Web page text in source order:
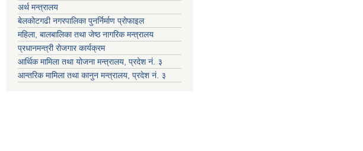
अर्थ मन्त्रालय
बेलकोटगढी नगरपालिका पुनर्निर्माण प्रोफाइल
महिला, बालबालिका तथा जेष्ठ नागरिक मन्त्रालय
प्रधानमन्त्री रोजगार कार्यक्रम
आर्थिक मामिला तथा योजना मन्त्रालय, प्रदेश नं. ३
आन्तरिक मामिला तथा कानुन मन्त्रालय, प्रदेश नं. ३